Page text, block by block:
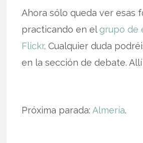
Ahora sólo queda ver esas
practicando en elgrupo de
Flickr. Cualquier duda
en la sección de debate.
Próxima parada:Almería.